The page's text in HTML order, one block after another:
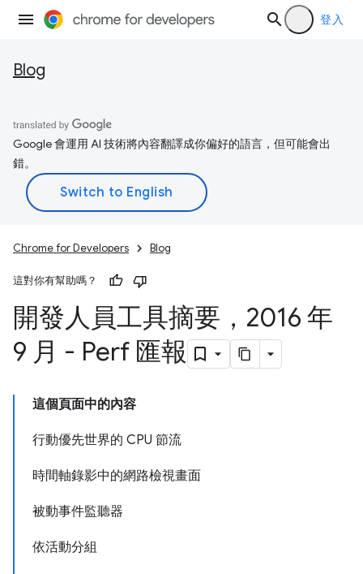
登入
Blog
Google 會運用 AI 技術將內容翻譯成你偏好的語言，但可能會出
錯。
Chrome for Developers Blog
這對你有幫助嗎？
開發人員工具摘要，2016 年
9 月 - Perf 匯報
這個頁面中的內容
行動優先世界的 CPU 節流
時間軸錄影中的網路檢視畫面
被動事件監聽器
依活動分組